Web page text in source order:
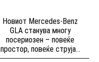
Новиот Mercedes-Benz
GLA станува многу
посериозен – повеќе
простор, повеќе струја...